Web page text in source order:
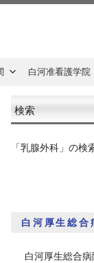
白河准看護学院
検索
「乳腺外科」の検
白河厚生総合
白河厚生総合